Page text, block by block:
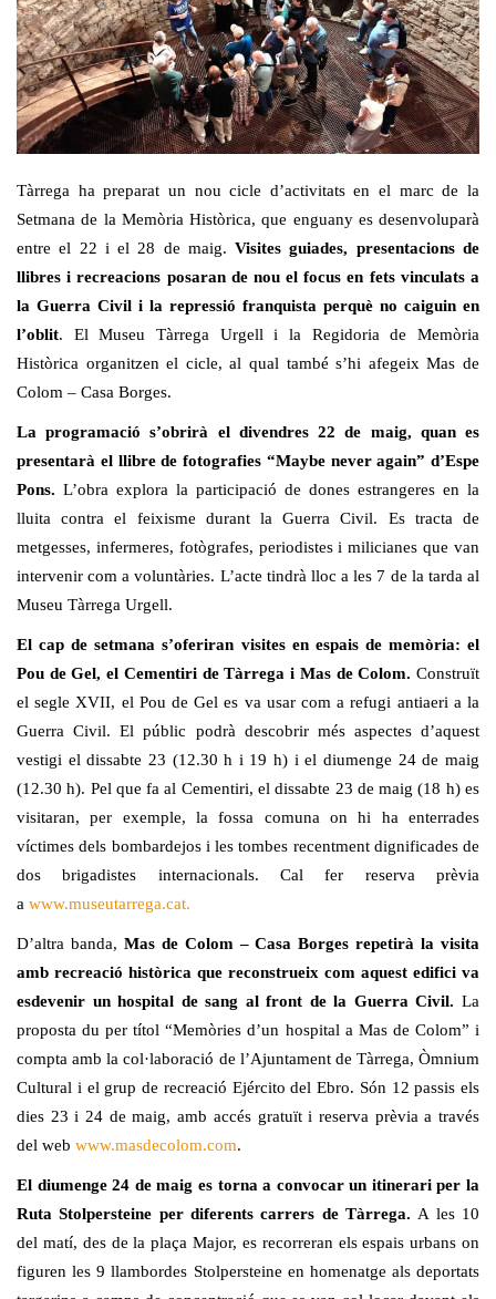
Tàrrega ha preparat un nou cicle d’activitats en el marc de la
Setmana de la Memòria Històrica, que enguany es desenvoluparà
entre el 22 i el 28 de maig.Visites guiades, presentacions de
llibres i recreacions posaran de nou el focus en fets vinculats a
la Guerra Civil i la repressió franquista perquè no caiguin en
l’oblit. El Museu Tàrrega Urgell i la Regidoria de Memòria
Històrica organitzen el cicle, al qual també s’hi afegeix Mas de
Colom – Casa Borges.
La programació s’obrirà el divendres 22 de maig, quan es
presentarà el llibre de fotografies “Maybe never again” d’Espe
Pons. L’obra explora la participació de dones estrangeres en la
lluita contra el feixisme durant la Guerra Civil. Es tracta de
metgesses, infermeres, fotògrafes, periodistes i milicianes que van
intervenir com a voluntàries. L’acte tindrà lloc a les 7 de la tarda al
Museu Tàrrega Urgell.
El cap de setmana s’oferiran visites en espais de memòria: el
Pou de Gel, el Cementiri de Tàrrega i Mas de Colom. Construït
el segle XVII, el Pou de Gel es va usar com a refugi antiaeri a la
Guerra Civil. El públic podrà descobrir més aspectes d’aquest
vestigi el dissabte 23 (12.30 h i 19 h) i el diumenge 24 de maig
(12.30 h). Pel que fa al Cementiri, el dissabte 23 de maig (18 h) es
visitaran, per exemple, la fossa comuna on hi ha enterrades
víctimes dels bombardejos i les tombes recentment dignificades de
dos brigadistes internacionals. Cal fer reserva prèvia
a www.museutarrega.cat.
D’altra banda, Mas de Colom – Casa Borges repetirà la visita
amb recreació històrica que reconstrueix com aquest edifici va
esdevenir un hospital de sang al front de la Guerra Civil. La
proposta du per títol “Memòries d’un hospital a Mas de Colom” i
compta amb la col·laboració de l’Ajuntament de Tàrrega, Òmnium
Cultural i el grup de recreació Ejército del Ebro. Són 12 passis els
dies 23 i 24 de maig, amb accés gratuït i reserva prèvia a través
del web www.masdecolom.com.
El diumenge 24 de maig es torna a convocar un itinerari per la
RutaStolpersteine per diferents carrers de Tàrrega. A les 10
del matí, des de la plaça Major, es recorreran els espais urbans on
figuren les 9 llambordes Stolpersteine en homenatge als deportats